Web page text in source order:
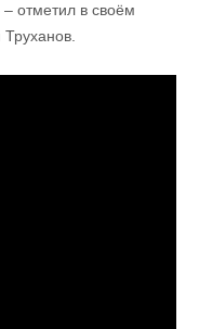
отметил в своём